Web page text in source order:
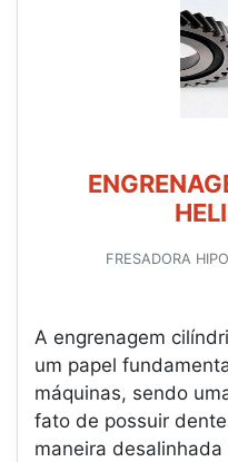
FRESADORA
A engrenagem
um papel
máquinas, sendo
fato de possuir
maneira